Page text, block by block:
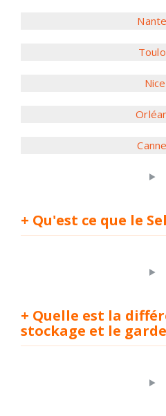
Nice
+ Qu'est ce que le
+ Quelle est la
stockage et le